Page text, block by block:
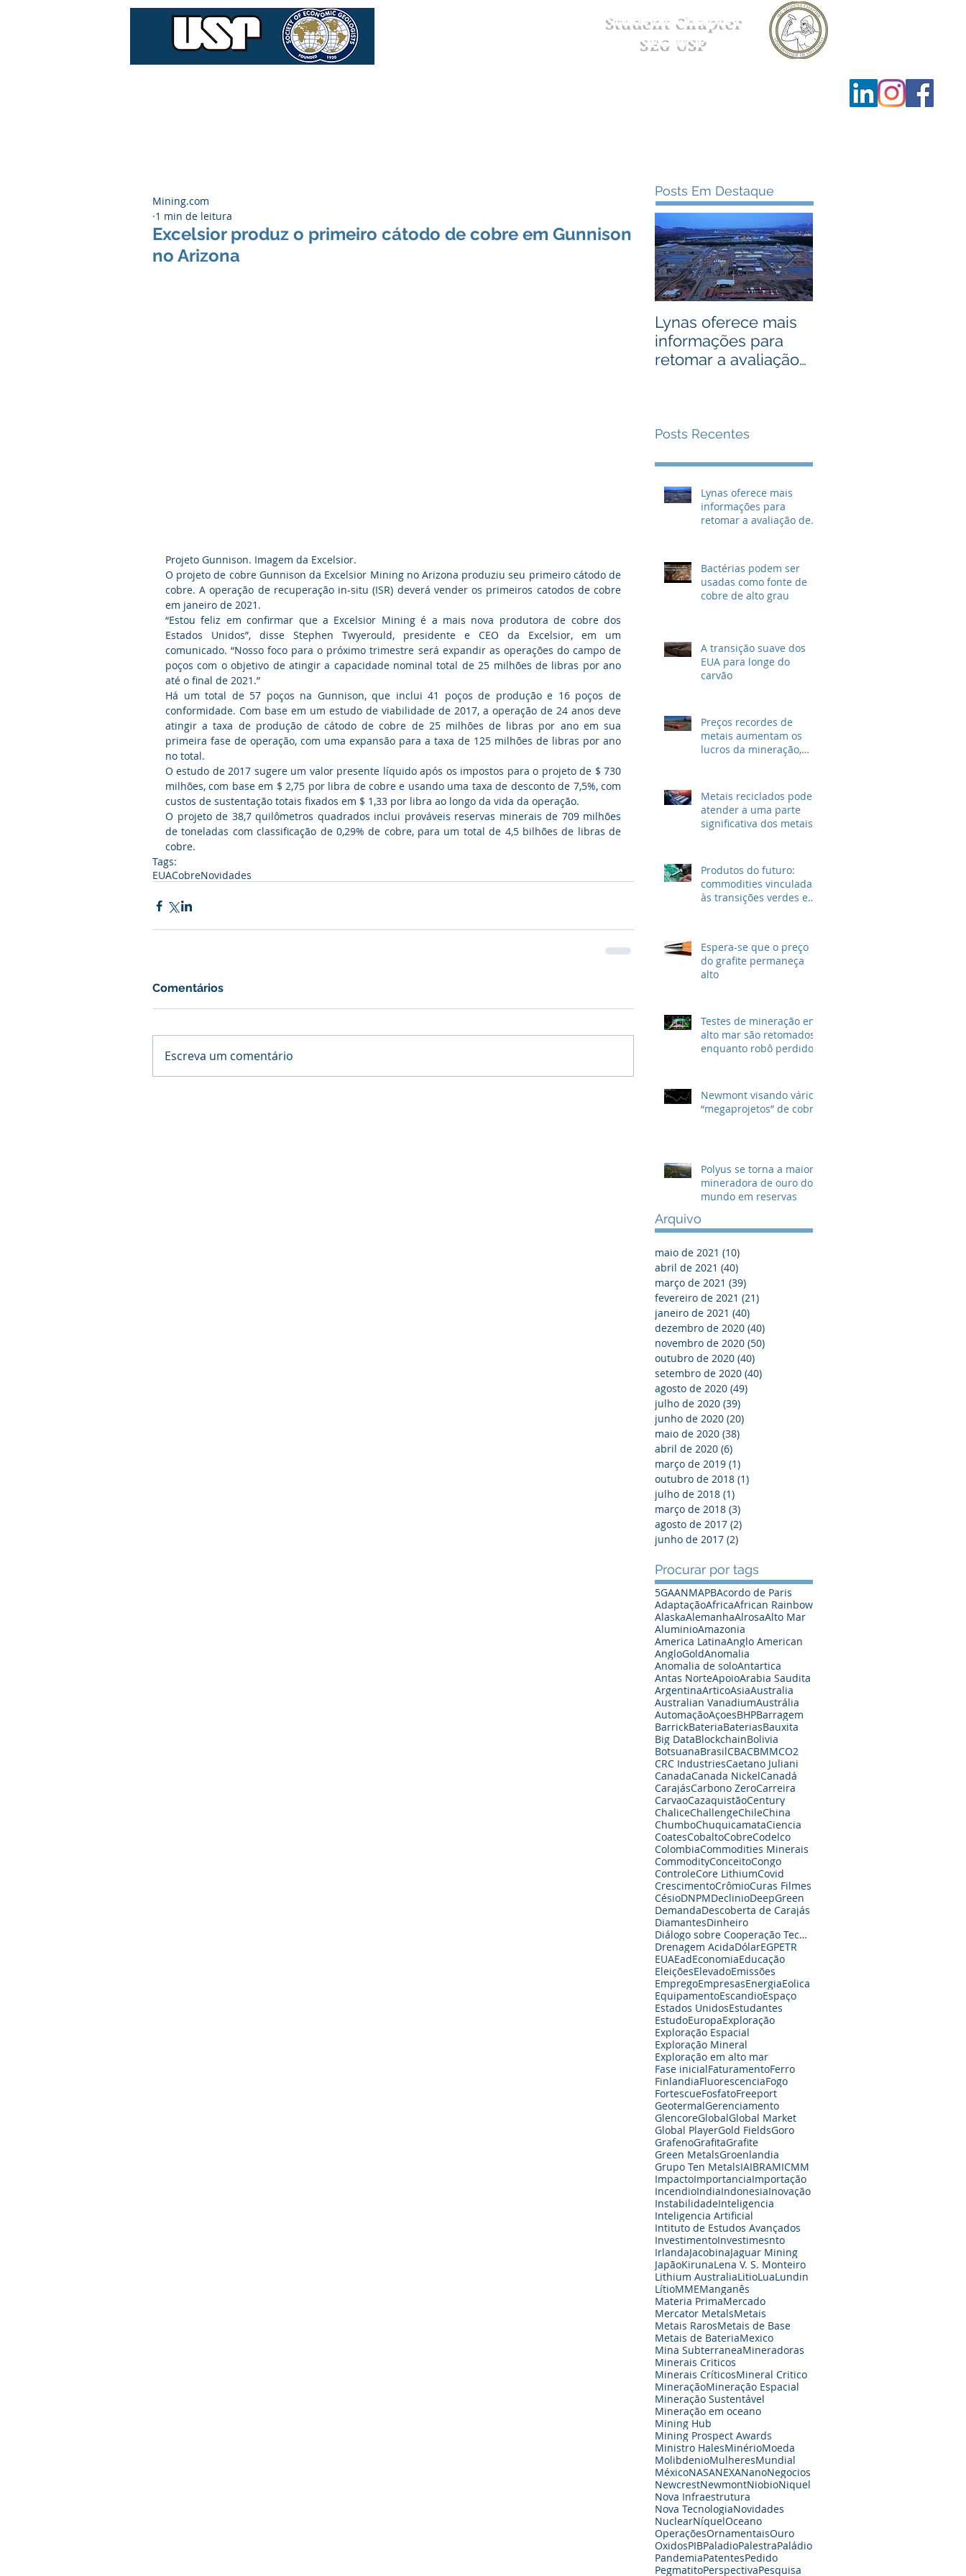
Student Chapter
SEG USP
Excelsior produz o primeiro cátodo de cobre em Gunnison
no Arizona
Mining.com
1 min de leitura
Projeto Gunnison. Imagem da Excelsior.
O projeto de cobre Gunnison da Excelsior Mining no Arizona produziu seu primeiro cátodo de
cobre. A operação de recuperação in-situ (ISR) deverá vender os primeiros catodos de cobre
em janeiro de 2021.
“Estou feliz em confirmar que a Excelsior Mining é a mais nova produtora de cobre dos
Estados Unidos”, disse Stephen Twyerould, presidente e CEO da Excelsior, em um
comunicado. “Nosso foco para o próximo trimestre será expandir as operações do campo de
poços com o objetivo de atingir a capacidade nominal total de 25 milhões de libras por ano
até o final de 2021.”
Há um total de 57 poços na Gunnison, que inclui 41 poços de produção e 16 poços de
conformidade. Com base em um estudo de viabilidade de 2017, a operação de 24 anos deve
atingir a taxa de produção de cátodo de cobre de 25 milhões de libras por ano em sua
primeira fase de operação, com uma expansão para a taxa de 125 milhões de libras por ano
no total.
O estudo de 2017 sugere um valor presente líquido após os impostos para o projeto de $ 730
milhões, com base em $ 2,75 por libra de cobre e usando uma taxa de desconto de 7,5%, com
custos de sustentação totais fixados em $ 1,33 por libra ao longo da vida da operação.
O projeto de 38,7 quilômetros quadrados inclui prováveis ​​reservas minerais de 709 milhões
de toneladas com classificação de 0,29% de cobre, para um total de 4,5 bilhões de libras de
cobre.
Tags:
EUACobreNovidades
Comentários
Escreva um comentário
Posts Em Destaque
Lynas oferece mais
informações para
retomar a avaliação
Posts Recentes
Lynas oferece mais
informações para
retomar a avaliação de
Bactérias podem ser
usadas como fonte de
cobre de alto grau
A transição suave dos
EUA para longe do
carvão
Preços recordes de
metais aumentam os
lucros da mineração,
Metais reciclados podem
atender a uma parte
significativa dos metais
Produtos do futuro:
commodities vinculadas
às transições verdes e
Espera-se que o preço
do grafite permaneça
alto
Testes de mineração em
alto mar são retomados
enquanto robô perdido
Newmont visando vários
“megaprojetos” de cobre
Polyus se torna a maior
mineradora de ouro do
mundo em reservas
Arquivo
maio de 2021 (10)
abril de 2021 (40)
março de 2021 (39)
fevereiro de 2021 (21)
janeiro de 2021 (40)
dezembro de 2020 (40)
novembro de 2020 (50)
outubro de 2020 (40)
setembro de 2020 (40)
agosto de 2020 (49)
julho de 2020 (39)
junho de 2020 (20)
maio de 2020 (38)
abril de 2020 (6)
março de 2019 (1)
outubro de 2018 (1)
julho de 2018 (1)
março de 2018 (3)
agosto de 2017 (2)
junho de 2017 (2)
Procurar por tags
5GAANMAPBAcordo de Paris
AdaptaçãoAfricaAfrican Rainbow
AlaskaAlemanhaAlrosaAlto Mar
AluminioAmazonia
America LatinaAnglo American
AngloGoldAnomalia
Anomalia de soloAntartica
Antas NorteApoioArabia Saudita
ArgentinaArticoAsiaAustralia
Australian VanadiumAustrália
AutomaçãoAçoesBHPBarragem
BarrickBateriaBateriasBauxita
Big DataBlockchainBolivia
BotsuanaBrasilCBACBMMCO2
CRC IndustriesCaetano Juliani
CanadaCanada NickelCanadá
CarajásCarbono ZeroCarreira
CarvaoCazaquistãoCentury
ChaliceChallengeChileChina
ChumboChuquicamataCiencia
CoatesCobaltoCobreCodelco
ColombiaCommodities Minerais
CommodityConceitoCongo
ControleCore LithiumCovid
CrescimentoCrômioCuras Filmes
CésioDNPMDeclinioDeepGreen
DemandaDescoberta de Carajás
DiamantesDinheiro
Diálogo sobre Cooperação Tecnológica
Drenagem AcidaDólarEGPETR
EUAEadEconomiaEducação
EleiçõesElevadoEmissões
EmpregoEmpresasEnergiaEolica
EquipamentoEscandioEspaço
Estados UnidosEstudantes
EstudoEuropaExploração
Exploração Espacial
Exploração Mineral
Exploração em alto mar
Fase inicialFaturamentoFerro
FinlandiaFluorescenciaFogo
FortescueFosfatoFreeport
GeotermalGerenciamento
GlencoreGlobalGlobal Market
Global PlayerGold FieldsGoro
GrafenoGrafitaGrafite
Green MetalsGroenlandia
Grupo Ten MetalsIAIBRAMICMM
ImpactoImportanciaImportação
IncendioIndiaIndonesiaInovação
InstabilidadeInteligencia
Inteligencia Artificial
Intituto de Estudos Avançados
InvestimentoInvestimesnto
IrlandaJacobinaJaguar Mining
JapãoKirunaLena V. S. Monteiro
Lithium AustraliaLitioLuaLundin
LítioMMEManganês
Materia PrimaMercado
Mercator MetalsMetais
Metais RarosMetais de Base
Metais de BateriaMexico
Mina SubterraneaMineradoras
Minerais Criticos
Minerais CríticosMineral Critico
MineraçãoMineração Espacial
Mineração Sustentável
Mineração em oceano
Mining Hub
Mining Prospect Awards
Ministro HalesMinérioMoeda
MolibdenioMulheresMundial
MéxicoNASANEXANanoNegocios
NewcrestNewmontNiobioNiquel
Nova Infraestrutura
Nova TecnologiaNovidades
NuclearNíquelOceano
OperaçõesOrnamentaisOuro
OxidosPIBPaladioPalestraPaládio
PandemiaPatentesPedido
PegmatitoPerspectivaPesquisa